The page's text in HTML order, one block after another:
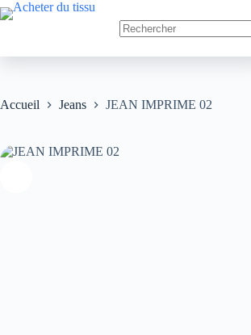
Passer
au
Ajouter au panier
Accueil Jeans JEAN IMPRIME 02